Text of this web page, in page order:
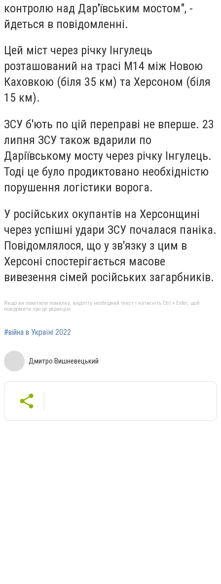
контролю над Дар'ївським мостом", -
йдеться в повідомленні.
Цей міст через річку Інгулець
розташований на трасі М14 між Новою
Каховкою (біля 35 км) та Херсоном (біля
15 км).
ЗСУ б'ють по цій переправі не вперше. 23
липня ЗСУ також вдарили по
Даріївському мосту через річку Інгулець.
Тоді це було продиктовано необхідністю
порушення логістики ворога.
У російських окупантів на Херсонщині
через успішні удари ЗСУ почалася паніка.
Повідомлялося, що у зв'язку з цим в
Херсоні спостерігається масове
вивезення сімей російських загарбників.
Якщо ви помітили помилку, виділіть необхідний текст і натисніть Ctrl + Enter, щоб
повідомити про це редакцію
#війна в Україні 2022
Дмитро Вишневецький